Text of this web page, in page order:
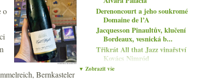
o
Bernkasteler
Derenoncourt a jeho soukromé
Domaine de l’A
Jacquesson Pinaultův, klučení
Bordeaux, vesnická b...
Třikrát All that Jazz vinařství
Kovács Nimród
Vlašákový vinný šampion ČR od
▼ Zobrazit vše